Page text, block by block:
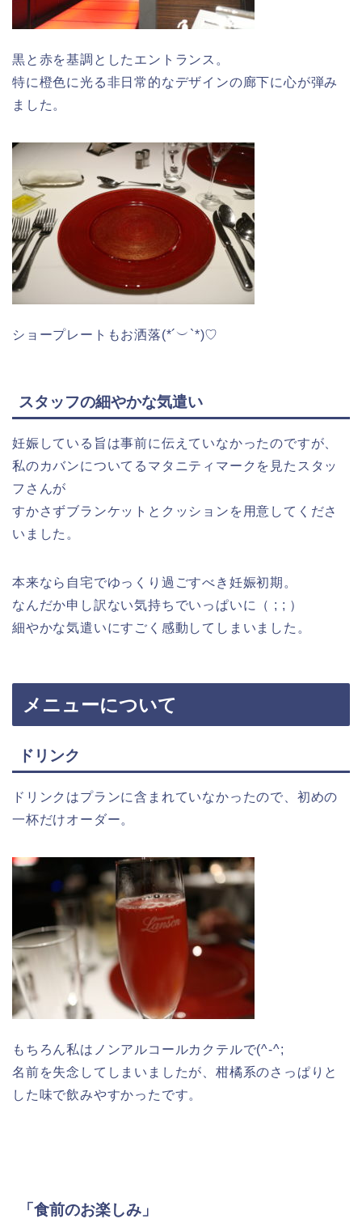
黒と赤を基調としたエントランス。
特に橙色に光る非日常的なデザインの廊下に心が弾み
ました。
ショープレートもお洒落(*´︶`*)♡
スタッフの細やかな気遣い
妊娠している旨は事前に伝えていなかったのですが、
私のカバンについてるマタニティマークを見たスタッ
フさんが
すかさずブランケットとクッションを用意してくださ
いました。
本来なら自宅でゆっくり過ごすべき妊娠初期。
なんだか申し訳ない気持ちでいっぱいに（ ; ; ）
細やかな気遣いにすごく感動してしまいました。
メニューについて
ドリンク
ドリンクはプランに含まれていなかったので、初めの
一杯だけオーダー。
もちろん私はノンアルコールカクテルで(^-^;
名前を失念してしまいましたが、柑橘系のさっぱりと
した味で飲みやすかったです。
「食前のお楽しみ」